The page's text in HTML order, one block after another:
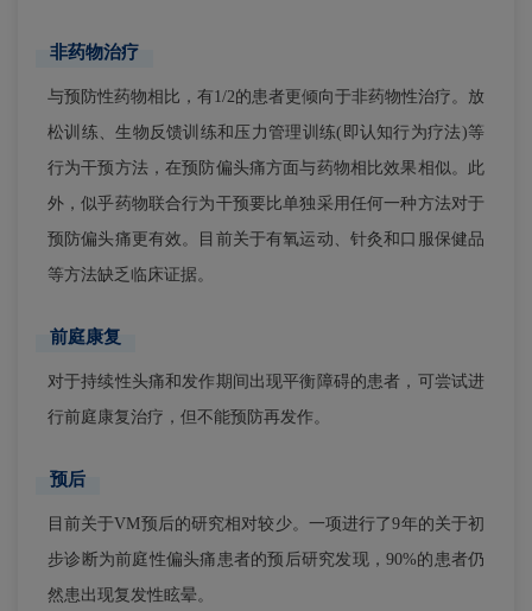
非药物治疗
与预防性药物相比，有1/2的患者更倾向于非药物性治疗。放
松训练、生物反馈训练和压力管理训练(即认知行为疗法)等
行为干预方法，在预防偏头痛方面与药物相比效果相似。此
外，似乎药物联合行为干预要比单独采用任何一种方法对于
预防偏头痛更有效。目前关于有氧运动、针灸和口服保健品
等方法缺乏临床证据。
前庭康复
对于持续性头痛和发作期间出现平衡障碍的患者，可尝试进
行前庭康复治疗，但不能预防再发作。
预后
目前关于VM预后的研究相对较少。一项进行了9年的关于初
步诊断为前庭性偏头痛患者的预后研究发现，90%的患者仍
然患出现复发性眩晕。